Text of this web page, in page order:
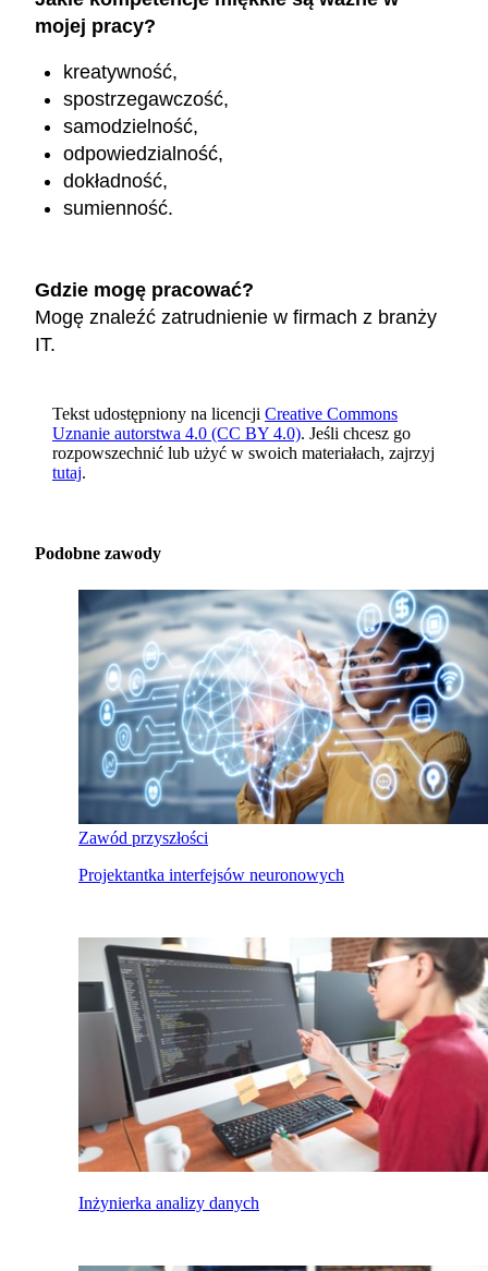
mojej pracy?
kreatywność,
spostrzegawczość,
samodzielność,
odpowiedzialność,
dokładność,
sumienność.
Gdzie mogę pracować?
Mogę znaleźć zatrudnienie w firmach z branży
IT.
Tekst udostępniony na licencji Creative Commons
Uznanie autorstwa 4.0 (CC BY 4.0). Jeśli chcesz go
rozpowszechnić lub użyć w swoich materiałach, zajrzyj
tutaj.
Podobne zawody
Zawód przyszłości
Projektantka interfejsów neuronowych
Inżynierka analizy danych